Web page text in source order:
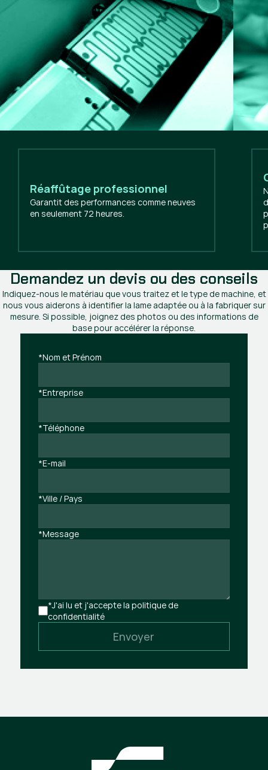
Réaffûtage professionnel
Garantit des performances comme neuves
en seulement 72 heures.
Demandez un devis ou des conseils
Indiquez-nous le matériau que vous traitez et le type de machine, et
nous vous aiderons à identifier la lame adaptée ou à la fabriquer sur
mesure. Si possible, joignez des photos ou des informations de
base pour accélérer la réponse.
*Nom et Prénom
*Entreprise
*Téléphone
*E-mail
*Ville / Pays
*Message
*J'ai lu et j'accepte la politique de
confidentialité
Envoyer